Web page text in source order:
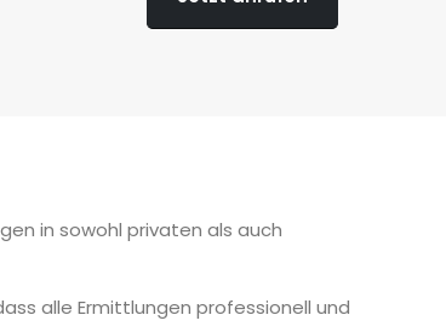
in sowohl privaten als auch
alle Ermittlungen professionell und